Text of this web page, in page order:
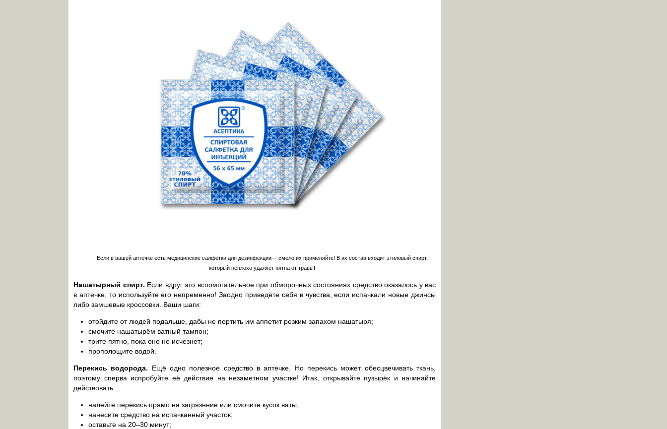
Если в вашей аптечке есть медицинские салфетки для дезинфекции— смело их применяйте! В их состав входит этиловый спирт,
который неплохо удаляет пятна от травы!
Нашатырный спирт. Если вдруг это вспомогательное при обморочных состояниях средство оказалось у вас
в аптечке, то используйте его непременно! Заодно приведёте себя в чувства, если испачкали новые джинсы
либо замшевые кроссовки. Ваши шаги:
отойдите от людей подальше, дабы не портить им аппетит резким запахом нашатыря;
смочите нашатырём ватный тампон;
трите пятно, пока оно не исчезнет;
прополощите водой.
Перекись водорода. Ещё одно полезное средство в аптечке. Но перекись может обесцвечивать ткань,
поэтому сперва испробуйте её действие на незаметном участке! Итак, открывайте пузырёк и начинайте
действовать:
налейте перекись прямо на загрязнние или смочите кусок ваты;
нанесите средство на испачканный участок;
оставьте на 20–30 минут;